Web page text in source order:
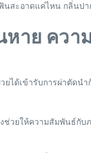
นสะอาดแค่ไหน กลิ่นป
หาย คว
ได้เข้ารับการผ่าตัดน
วยให้ความสัมพันธ์กับ